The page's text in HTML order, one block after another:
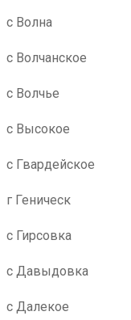
с Волна
с Волчанское
с Волчье
с Высокое
с Гвардейское
г Геническ
с Гирсовка
с Давыдовка
с Далекое